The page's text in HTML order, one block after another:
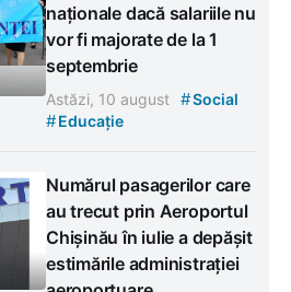
naționale dacă salariile nu
vor fi majorate de la 1
septembrie
Astăzi, 10 august #Social
#Educație
Numărul pasagerilor care
au trecut prin Aeroportul
Chișinău în iulie a depășit
estimările administrației